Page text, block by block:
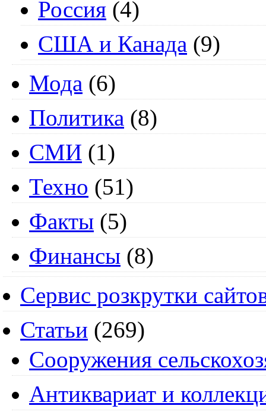
Россия (4)
США и Канада (9)
Мода (6)
Политика (8)
СМИ (1)
Техно (51)
Факты (5)
Финансы (8)
Сервис розкрутки
Статьи (269)
Cооружения
Антиквариат и